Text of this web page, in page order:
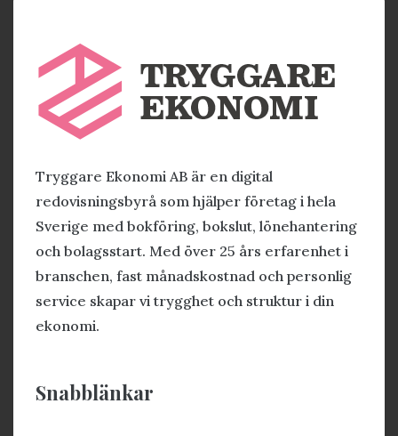
Tryggare Ekonomi AB är en digital
redovisningsbyrå som hjälper företag i hela
Sverige med bokföring, bokslut, lönehantering
och bolagsstart. Med över 25 års erfarenhet i
branschen, fast månadskostnad och personlig
service skapar vi trygghet och struktur i din
ekonomi.
Snabblänkar